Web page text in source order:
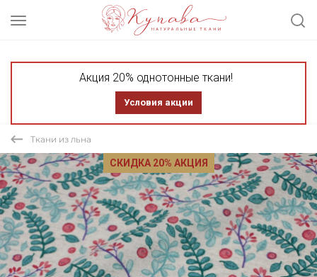
Акция 20% однотонные ткани!
Условия акции
Ткани из льна
СКИДКА 20% АКЦИЯ